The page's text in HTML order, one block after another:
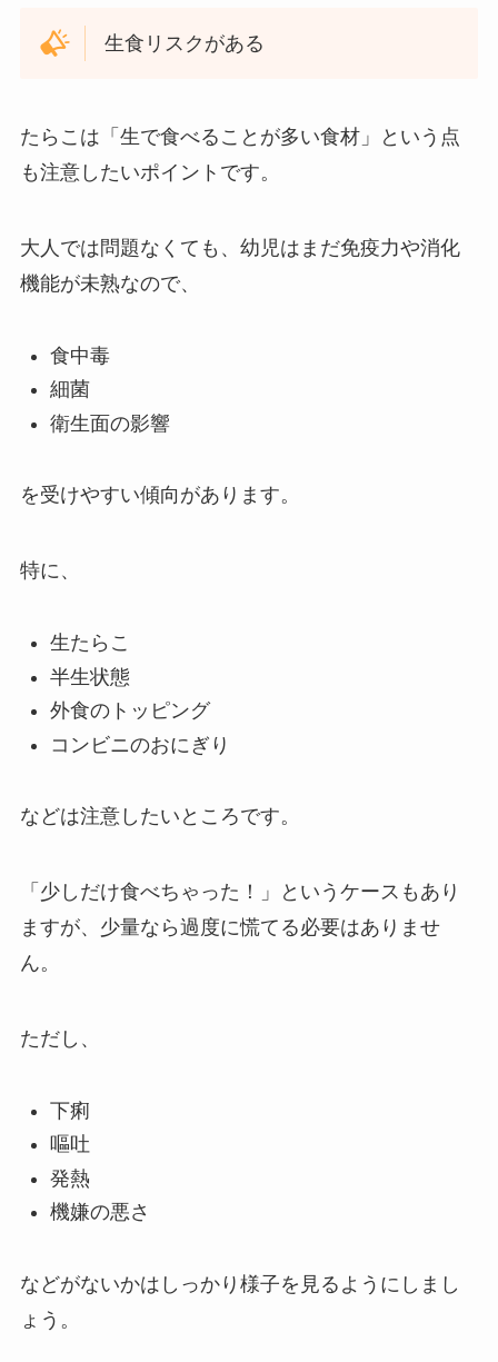
生食リスクがある
たらこは「生で食べることが多い食材」という点
も注意したいポイントです。
大人では問題なくても、幼児はまだ免疫力や消化
機能が未熟なので、
食中毒
細菌
衛生面の影響
を受けやすい傾向があります。
特に、
生たらこ
半生状態
外食のトッピング
コンビニのおにぎり
などは注意したいところです。
「少しだけ食べちゃった！」というケースもあり
ますが、少量なら過度に慌てる必要はありませ
ん。
ただし、
下痢
嘔吐
発熱
機嫌の悪さ
などがないかはしっかり様子を見るようにしまし
ょう。